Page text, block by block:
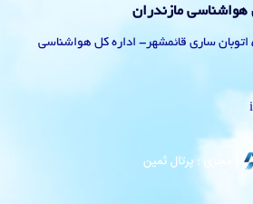
هواشناسی مازندران
آدرس: ساری – کیلومتر 5 اتوبان ساری قائمشهر- اداره کل هواشناسی